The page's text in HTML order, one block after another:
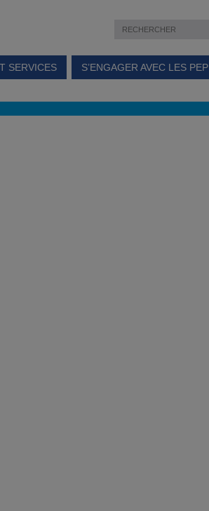
SERVICES S’ENGAGER AVEC LES PEP